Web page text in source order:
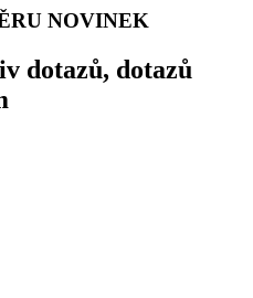
NOVINEK
dotazů, dotazů